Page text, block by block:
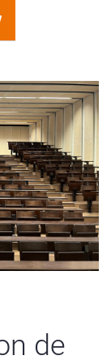
de